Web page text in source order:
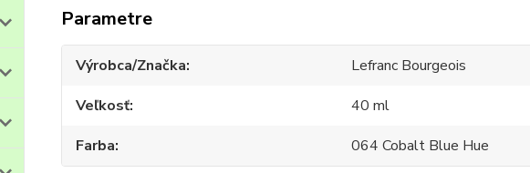
Parametre
Výrobca/Značka
Lefranc Bourgeois
Veľkosť
40 ml
Farba
064 Cobalt Blue Hue